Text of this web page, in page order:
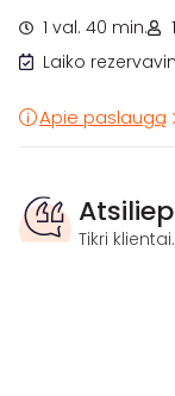
1 val. 40 min.
Laiko
Apie paslaugą
Tikri